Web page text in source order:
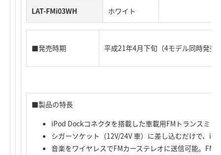
LAT-FMi03WH ホワイト
■発売時期 平成21年4月下旬（4モデル同時発売
■製品の特長
iPod Dockコネクタを搭載した車載用FMトランスミッ
シガーソケット（12V/24V 車）に差し込むだけで、
音楽をワイヤレスでFMカーステレオに送信可能。FM